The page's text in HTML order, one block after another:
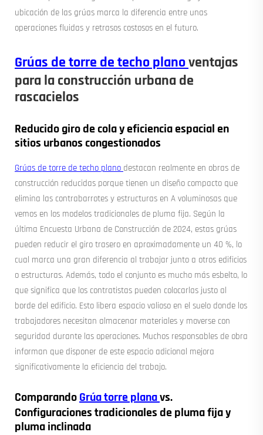
ubicación de las grúas marca la diferencia entre unas
operaciones fluidas y retrasos costosos en el futuro.
Grúas de torre de techo planoventajas
para la construcción urbana de
rascacielos
Reducido giro de cola y eficiencia espacial en
sitios urbanos congestionados
Grúas de torre de techo plano destacan realmente en obras de
construcción reducidas porque tienen un diseño compacto que
elimina las contrabarrotes y estructuras en A voluminosas que
vemos en los modelos tradicionales de pluma fija. Según la
última Encuesta Urbana de Construcción de 2024, estas grúas
pueden reducir el giro trasero en aproximadamente un 40 %, lo
cual marca una gran diferencia al trabajar junto a otros edificios
o estructuras. Además, todo el conjunto es mucho más esbelto, lo
que significa que los contratistas pueden colocarlas justo al
borde del edificio. Esto libera espacio valioso en el suelo donde los
trabajadores necesitan almacenar materiales y moverse con
seguridad durante las operaciones. Muchos responsables de obra
informan que disponer de este espacio adicional mejora
significativamente la eficiencia del trabajo.
ComparandoGrúa torre planavs.
Configuraciones tradicionales de pluma fija y
pluma inclinada